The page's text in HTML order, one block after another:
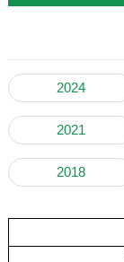
2024
2021
2018